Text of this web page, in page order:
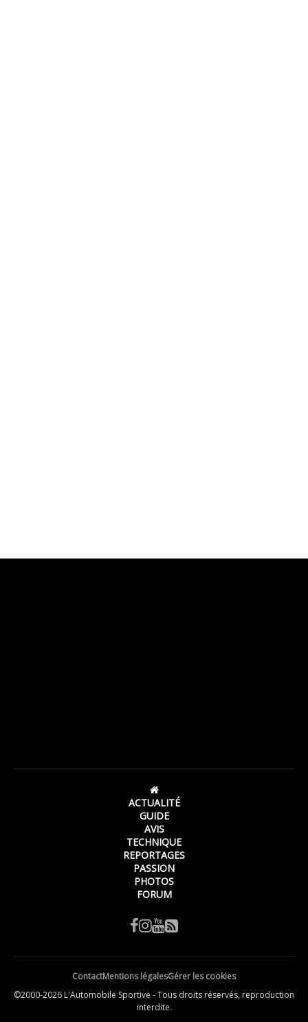
ACTUALITÉ
GUIDE
AVIS
TECHNIQUE
REPORTAGES
PASSION
PHOTOS
FORUM
ContactMentions légalesGérer les cookies
©2000-2026 L'Automobile Sportive - Tous droits réservés, reproduction
interdite.